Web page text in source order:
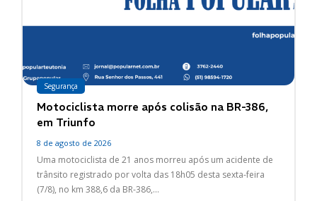
Segurança
Motociclista morre após colisão na BR-386,
em Triunfo
8 de agosto de 2026
Uma motociclista de 21 anos morreu após um acidente de
trânsito registrado por volta das 18h05 desta sexta-feira
(7/8), no km 388,6 da BR-386,...